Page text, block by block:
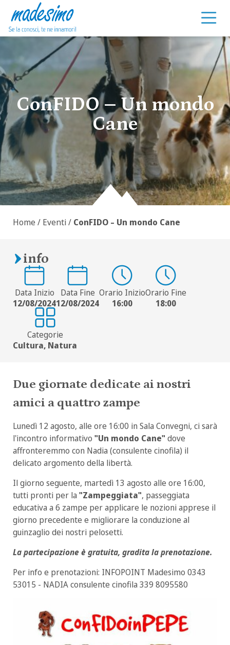
Vai al contenuto
ConFIDO – Un mondo
Cane
Home / Eventi/ ConFIDO – Un mondo Cane
info
Data Inizio
12/08/2024
Data Fine
12/08/2024
Orario Inizio
16:00
Orario Fine
18:00
Categorie
Cultura, Natura
Due giornate dedicate ai nostri
amici a quattro zampe
Lunedì 12 agosto, alle ore 16:00 in Sala Convegni, ci sarà
l'incontro informativo "Un mondo Cane" dove
affronteremmo con Nadia (consulente cinofila) il
delicato argomento della libertà.
Il giorno seguente, martedì 13 agosto alle ore 16:00,
tutti pronti per la "Zampeggiata", passeggiata
educativa a 6 zampe per applicare le nozioni apprese il
giorno precedente e migliorare la conduzione al
guinzaglio dei nostri pelosetti.
La partecipazione è gratuita, gradita la prenotazione.
Per info e prenotazioni: INFOPOINT Madesimo 0343
53015 - NADIA consulente cinofila 339 8095580